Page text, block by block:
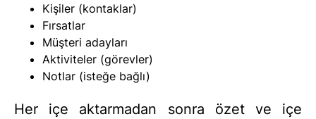
Kişiler (kontaklar)
Fırsatlar
Müşteri adayları
Aktiviteler (görevler)
Notlar (isteğe bağlı)
Her içe aktarmadan sonra özet ve içe